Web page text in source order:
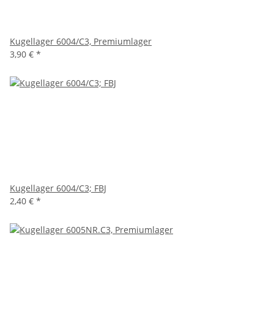
Kugellager 6004/C3, Premiumlager
3,90 € *
Kugellager 6004/C3; FBJ
2,40 € *